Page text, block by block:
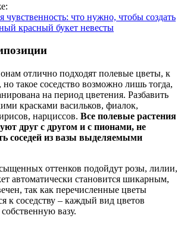
что нужно, чтобы создать
красный букет невесты
отлично подходят полевые цветы, к
такое соседство возможно лишь тогда,
на период цветения. Разбавить
красками васильков, фиалок,
нарциссов. Все полевые растения
друг с другом и с пионами, не
соседей из вазы выделяемыми
оттенков подойдут розы, лилии,
автоматически становится шикарным,
так как перечисленные цветы
к соседству – каждый вид цветов
вазу.